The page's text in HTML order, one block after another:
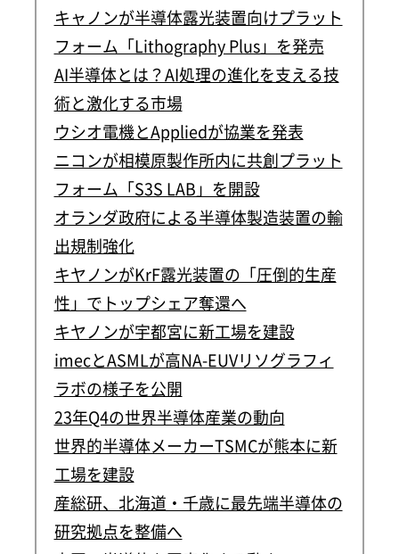
キャノンが半導体露光装置向けプラット
フォーム「Lithography Plus」を発売
AI半導体とは？AI処理の進化を支える技
術と激化する市場
ウシオ電機とAppliedが協業を発表
ニコンが相模原製作所内に共創プラット
フォーム「S3S LAB」を開設
オランダ政府による半導体製造装置の輸
出規制強化
キヤノンがKrF露光装置の「圧倒的生産
性」でトップシェア奪還へ
キヤノンが宇都宮に新工場を建設
imecとASMLが高NA-EUVリソグラフィ
ラボの様子を公開
23年Q4の世界半導体産業の動向
世界的半導体メーカーTSMCが熊本に新
工場を建設
産総研、北海道・千歳に最先端半導体の
研究拠点を整備へ